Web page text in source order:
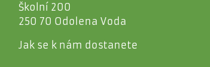
Školní 200
250 70 Odolena Voda
Jak se k nám dostanete